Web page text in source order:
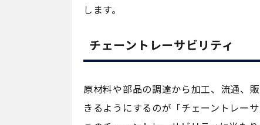
します。
チェーントレーサビリティ
原材料や部品の調達から加工、流通、
きるようにするのが「チェーントレー